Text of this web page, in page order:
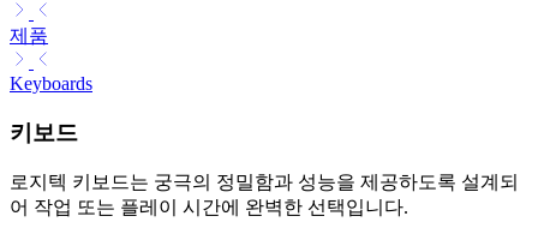
제품
Keyboards
키보드
로지텍 키보드는 궁극의 정밀함과 성능을 제공하도록 설계되
어 작업 또는 플레이 시간에 완벽한 선택입니다.